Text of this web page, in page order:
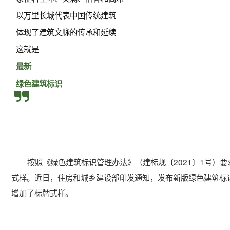
以万里长城代表中国传统建筑
体现了建筑文脉的传承和延续
这就是
最新
绿色建筑标识
按照《绿色建筑标识管理办法》（建标规〔2021〕1号）
式样。近日，住房和城乡建设部印发通知，发布新版绿色建筑
增加了标牌式样。